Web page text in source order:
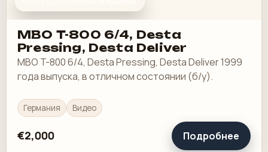
MBO T-800 6/4, Desta
Pressing, Desta Deliver
MBO T-800 6/4, Desta Pressing, Desta Deliver 1999
года выпуска, в отличном состоянии (б/у).
Германия Видео
€2,000 Подробнее